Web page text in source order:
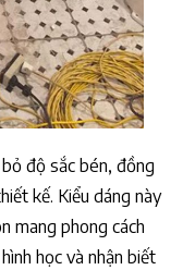
độ sắc bén, đồng
kế. Kiểu dáng này
mang phong cách
học và nhận biết